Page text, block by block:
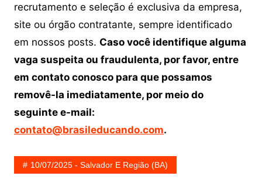
recrutamento e seleção é exclusiva da empresa,
site ou órgão contratante, sempre identificado
em nossos posts. Caso você identifique alguma
vaga suspeita ou fraudulenta, por favor, entre
em contato conosco para que possamos
removê-la imediatamente, por meio do
seguinte e-mail:
contato@brasileducando.com.
10/07/2025 - Salvador E Região (BA)